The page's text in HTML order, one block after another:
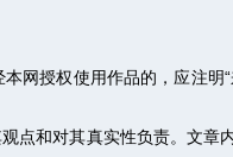
网授权使用作品的，应注明
点和对其真实性负责。文章